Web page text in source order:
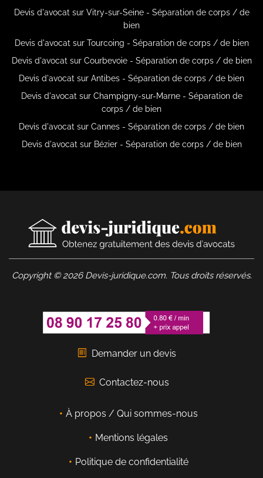
Devis d'avocat sur Vitry-sur-Seine - Séparation de corps / de
bien
Devis d'avocat sur Tourcoing - Séparation de corps / de bien
Devis d'avocat sur Courbevoie - Séparation de corps / de bien
Devis d'avocat sur Antibes - Séparation de corps / de bien
Devis d'avocat sur Champigny-sur-Marne - Séparation de
corps / de bien
Devis d'avocat sur Cannes - Séparation de corps / de bien
Devis d'avocat sur Bézier - Séparation de corps / de bien
Copyright © 2026 Devis-juridique.com. Tous droits réservés.
Demander un devis
Contactez-nous
À propos / Qui sommes-nous
Mentions légales
Politique de confidentialité